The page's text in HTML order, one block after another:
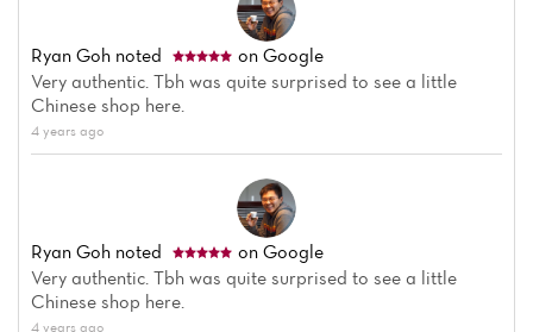
Ryan Goh noted
on Google
Very authentic. Tbh was quite surprised to see a little
Chinese shop here.
4 years ago
Ryan Goh noted
on Google
Very authentic. Tbh was quite surprised to see a little
Chinese shop here.
4 years ago